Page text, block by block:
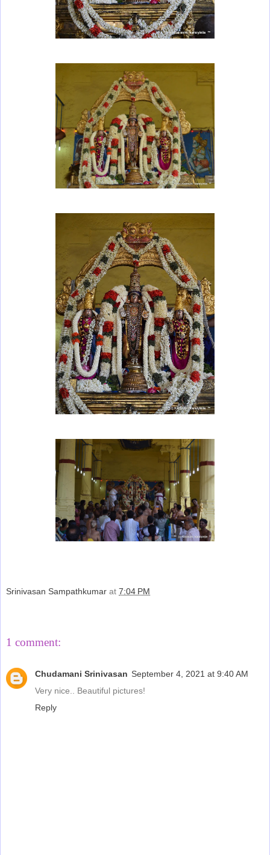
Srinivasan Sampathkumar at 7:04 PM
1 comment:
Chudamani Srinivasan September 4, 2021 at 9:40 AM
Very nice.. Beautiful pictures!
Reply